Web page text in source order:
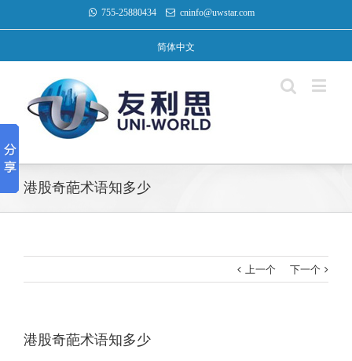
755-25880434 cninfo@uwstar.com
简体中文
港股奇葩术语知多少
上一个 下一个
港股奇葩术语知多少